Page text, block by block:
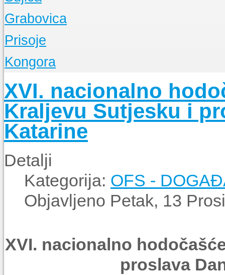
O Župi
Događanja
Grabovica
O Župi
Događanja
Prisoje
Događanja
Kongora
Događanja
XVI. nacionalno
Kraljevu Sutjesku i
Katarine
Detalji
Kategorija: OFS -
Objavljeno Petak, 13
XVI. nacionalno
proslava